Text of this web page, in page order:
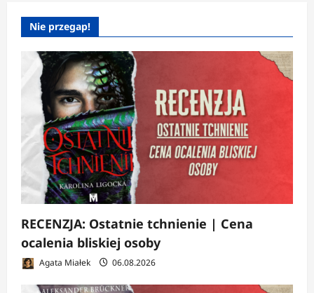
Nie przegap!
RECENZJA: Ostatnie tchnienie | Cena
ocalenia bliskiej osoby
Agata Miałek 06.08.2026